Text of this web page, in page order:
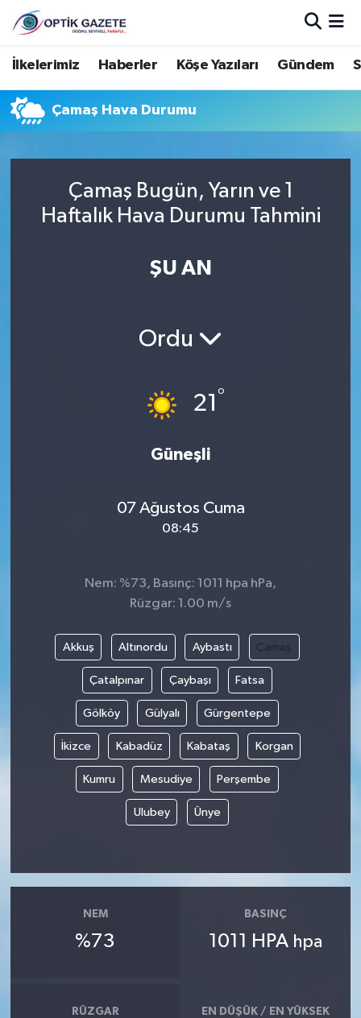
İlkelerimiz Haberler Köşe Yazıları Gündem
Çamaş Hava Durumu
Çamaş Bugün, Yarın ve 1
Haftalık Hava Durumu Tahmini
ŞU AN
Ordu
21 °
Güneşli
07 Ağustos Cuma
08:45
Nem: %73, Basınç: 1011 hpa hPa,
Rüzgar: 1.00 m/s
Akkuş Altınordu Aybastı Çamaş
Çatalpınar Çaybaşı Fatsa
Gölköy Gülyalı Gürgentepe
İkizce Kabadüz Kabataş Korgan
Kumru Mesudiye Perşembe
Ulubey Ünye
NEM
%73
BASINÇ
1011 HPA hpa
RÜZGAR EN DÜŞÜK / EN YÜKSEK
Nöbetçi Eczaneler
Hava Durumu
Trafik Durumu
Süper Lig Puan Durumu ve Fikstür